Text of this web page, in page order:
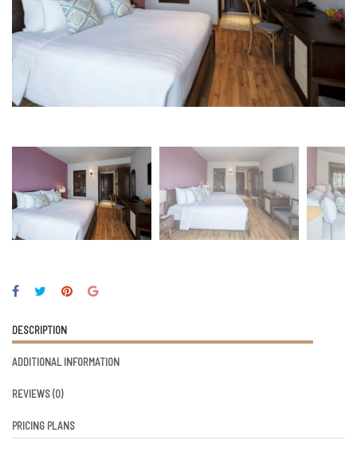
DESCRIPTION
ADDITIONAL INFORMATION
REVIEWS(0)
PRICING PLANS